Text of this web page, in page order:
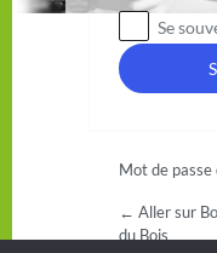
Se
Mot de passe
← Aller sur
du Bois